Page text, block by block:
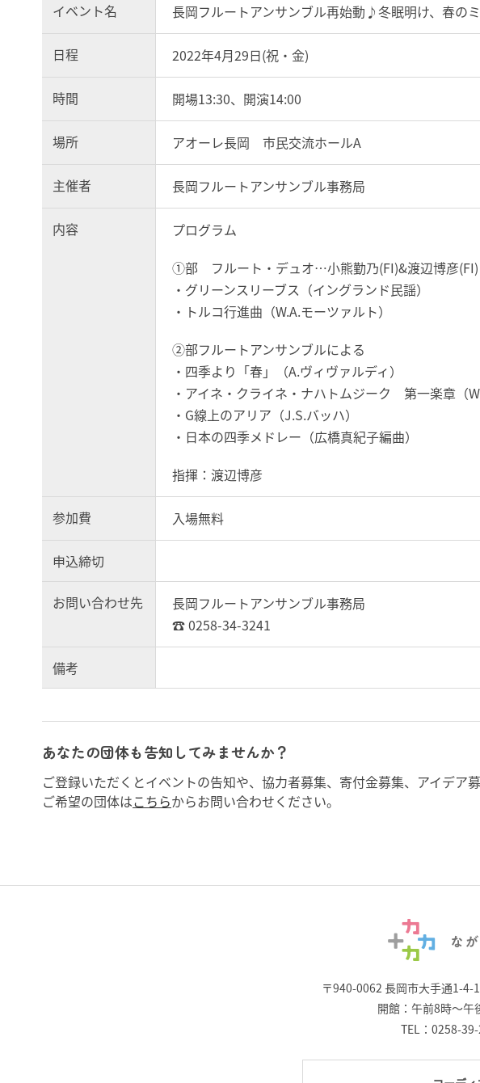
イベント名 長岡フルートアンサンブル再始動♪冬眠明け、春の
日程 2022年4月29日(祝・金)
時間 開場13:30、開演14:00
場所 アオーレ長岡 市民交流ホールA
主催者 長岡フルートアンサンブル事務局
内容
プログラム
①部 フルート・デュオ…小熊勤乃(FI)&渡辺博彦(FI)
・グリーンスリーブス（イングランド民謡）
・トルコ行進曲（W.A.モーツァルト）
②部フルートアンサンブルによる
・四季より「春」（A.ヴィヴァルディ）
・アイネ・クライネ・ナハトムジーク 第一楽章（
・G線上のアリア（J.S.バッハ）
・日本の四季メドレー（広橋真紀子編曲）
指揮：渡辺博彦
参加費 入場無料
申込締切
お問い合わせ先
長岡フルートアンサンブル事務局
☎ 0258-34-3241
備考
あなたの団体も告知してみませんか？
ご登録いただくとイベントの告知や、協力者募集、寄付金募集、アイデア
ご希望の団体はこちらからお問い合わせください。
〒940-0062 長岡市大手通1-4-
開館：午前8時～午
TEL： 0258-